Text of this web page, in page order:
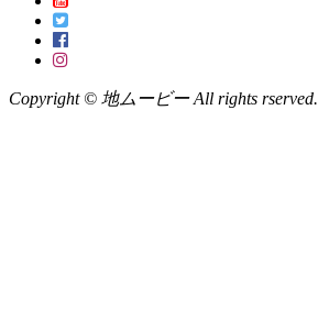
Copyright © 地ムービー All rights rserved.